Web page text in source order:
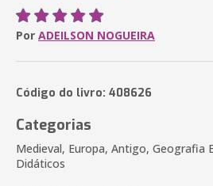
Por ADEILSON NOGUEIRA
Código do livro: 408626
Categorias
Medieval, Europa, Antigo, Geografia
Didáticos